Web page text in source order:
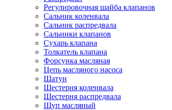
Регулировочная шайба клапанов
Сальник коленвала
Сальник распредвала
Сальники клапанов
Сухарь клапана
Толкатель клапана
Форсунка масляная
Цепь масляного насоса
Шатун
Шестерня коленвала
Шестерня распредвала
Щуп масляный